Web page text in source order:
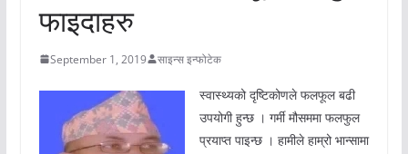
फाइदाहरु
September 1, 2019 साइन्स इन्फोटेक
स्वास्थ्यको दृष्टिकोणले फलफूल बढी
उपयोगी हुन्छ । गर्मी मौसममा फलफुल
प्रयाप्त पाइन्छ । हामीले हाम्रो भान्सामा